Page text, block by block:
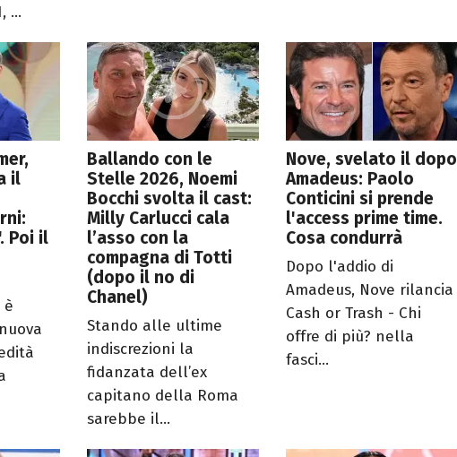
...
il
Poi il
è
Ballando con le
Stelle 2026, Noemi
Bocchi svolta il cast:
Milly Carlucci cala
l’asso con la
compagna di Totti
(dopo il no di
Chanel)
Stando alle ultime
indiscrezioni la
fidanzata dell’ex
capitano della Roma
sarebbe il...
Nove, svelato il dopo
Amadeus: Paolo
Conticini si prende
l'access prime time.
Cosa condurrà
Dopo l'addio di
Amadeus, Nove rilancia
Cash or Trash - Chi
offre di più? nella
fasci...